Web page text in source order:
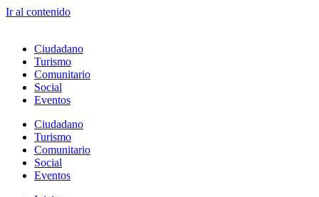
Ir al contenido
Ciudadano
Turismo
Comunitario
Social
Eventos
Ciudadano
Turismo
Comunitario
Social
Eventos